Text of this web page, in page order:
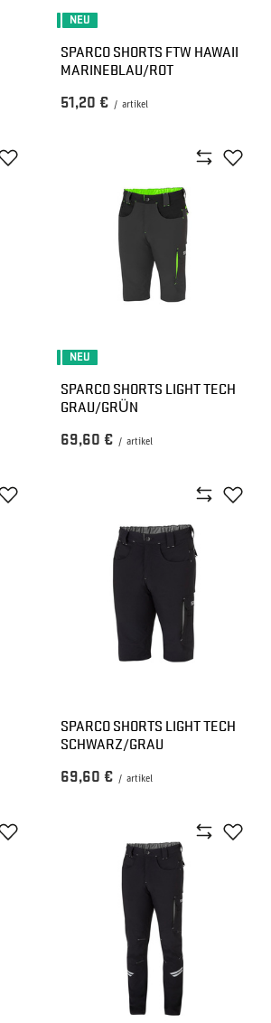
NEU
SPARCO SHORTS FTW HAWAII
MARINEBLAU/ROT
51,20 € / artikel
NEU
SPARCO SHORTS LIGHT TECH
GRAU/GRÜN
69,60 € / artikel
SPARCO SHORTS LIGHT TECH
SCHWARZ/GRAU
69,60 € / artikel